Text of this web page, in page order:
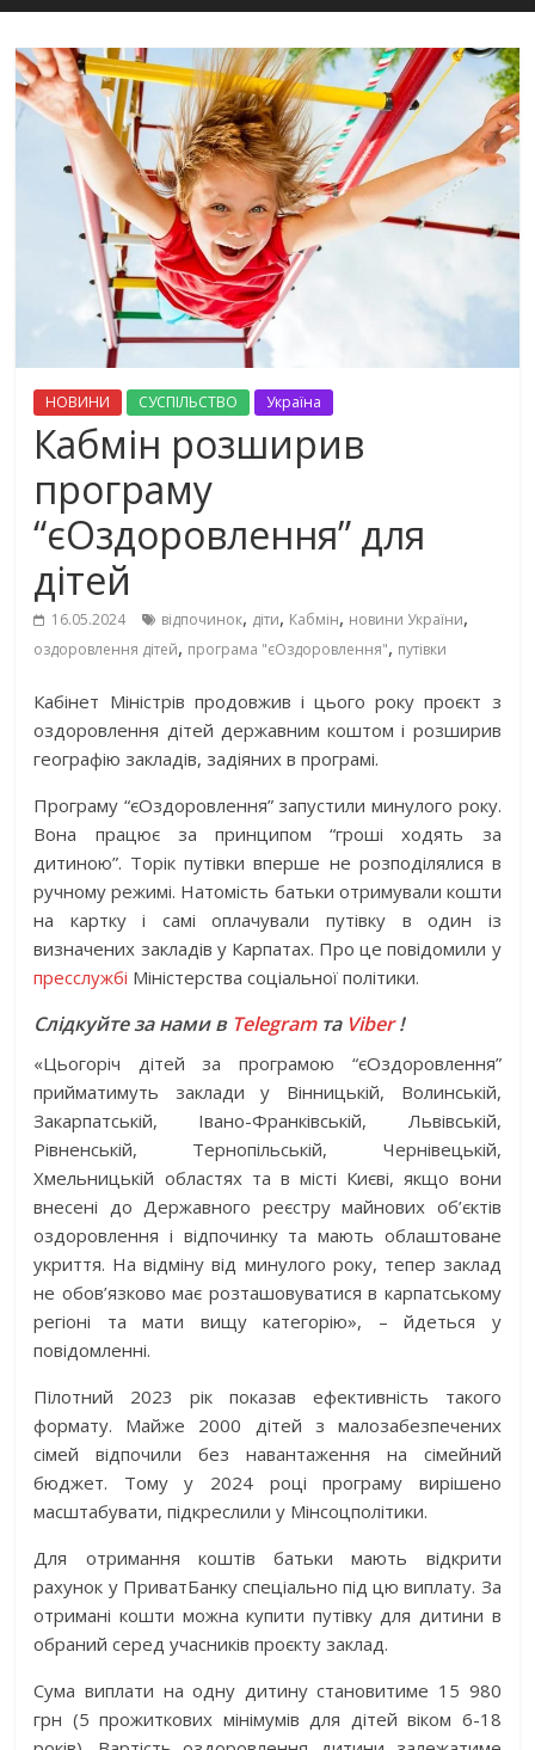
НОВИНИ СУСПІЛЬСТВО Україна
Кабмін розширив
програму
“єОздоровлення” для
дітей
16.05.2024 відпочинок, діти, Кабмін, новини України,
оздоровлення дітей, програма "єОздоровлення", путівки
Кабінет Міністрів продовжив і цього року проєкт з
оздоровлення дітей державним коштом і розширив
географію закладів, задіяних в програмі.
Програму “єОздоровлення” запустили минулого року.
Вона працює за принципом “гроші ходять за
дитиною”. Торік путівки вперше не розподілялися в
ручному режимі. Натомість батьки отримували кошти
на картку і самі оплачували путівку в один із
визначених закладів у Карпатах. Про це повідомили у
пресслужбі Міністерства соціальної політики.
Слідкуйте за нами в Telegramта Viber!
«Цьогоріч дітей за програмою “єОздоровлення”
прийматимуть заклади у Вінницькій, Волинській,
Закарпатській, Івано-Франківській, Львівській,
Рівненській, Тернопільській, Чернівецькій,
Хмельницькій областях та в місті Києві, якщо вони
внесені до Державного реєстру майнових об’єктів
оздоровлення і відпочинку та мають облаштоване
укриття. На відміну від минулого року, тепер заклад
не обов’язково має розташовуватися в карпатському
регіоні та мати вищу категорію», – йдеться у
повідомленні.
Пілотний 2023 рік показав ефективність такого
формату. Майже 2000 дітей з малозабезпечених
сімей відпочили без навантаження на сімейний
бюджет. Тому у 2024 році програму вирішено
масштабувати, підкреслили у Мінсоцполітики.
Для отримання коштів батьки мають відкрити
рахунок у ПриватБанку спеціально під цю виплату. За
отримані кошти можна купити путівку для дитини в
обраний серед учасників проєкту заклад.
Сума виплати на одну дитину становитиме 15 980
грн (5 прожиткових мінімумів для дітей віком 6-18